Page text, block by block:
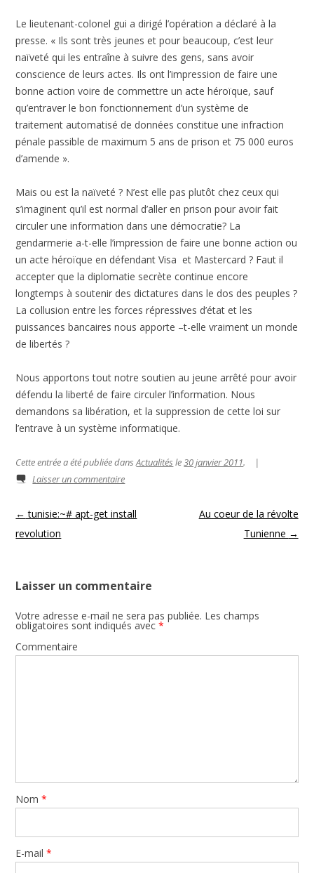
Le lieutenant-colonel gui a dirigé l’opération a déclaré à la
presse. « Ils sont très jeunes et pour beaucoup, c’est leur
naïveté qui les entraîne à suivre des gens, sans avoir
conscience de leurs actes. Ils ont l’impression de faire une
bonne action voire de commettre un acte héroïque, sauf
qu’entraver le bon fonctionnement d’un système de
traitement automatisé de données constitue une infraction
pénale passible de maximum 5 ans de prison et 75 000 euros
d’amende ».
Mais ou est la naïveté ? N’est elle pas plutôt chez ceux qui
s’imaginent qu’il est normal d’aller en prison pour avoir fait
circuler une information dans une démocratie? La
gendarmerie a-t-elle l’impression de faire une bonne action ou
un acte héroïque en défendant Visa et Mastercard ? Faut il
accepter que la diplomatie secrète continue encore
longtemps à soutenir des dictatures dans le dos des peuples ?
La collusion entre les forces répressives d’état et les
puissances bancaires nous apporte –t-elle vraiment un monde
de libertés ?
Nous apportons tout notre soutien au jeune arrêté pour avoir
défendu la liberté de faire circuler l’information. Nous
demandons sa libération, et la suppression de cette loi sur
l’entrave à un système informatique.
Cette entrée a été publiée dansActualités le30 janvier 2011.
|
Laisser un commentaire
Navigation des articles
← tunisie:~# apt-get install
revolution
Au coeur de la révolte
Tunienne →
Laisser un commentaire
Votre adresse e-mail ne sera pas publiée. Les champs
obligatoires sont indiqués avec*
Commentaire
Nom*
E-mail*